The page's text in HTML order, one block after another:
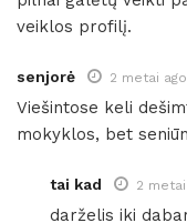
veiklos profilį.
senjorė 2 metai ago
Viešintose keli
mokyklos, bet
tai kad 2
darželis iki